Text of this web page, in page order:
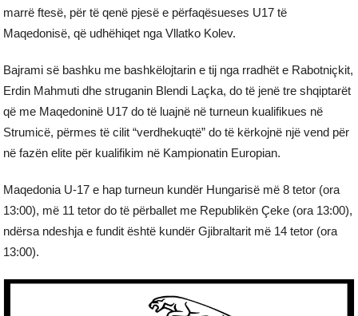
marrë ftesë, për të qenë pjesë e përfaqësueses U17 të
Maqedonisë, që udhëhiqet nga Vllatko Kolev.
Bajrami së bashku me bashkëlojtarin e tij nga rradhët e Rabotniçkit,
Erdin Mahmuti dhe struganin Blendi Laçka, do të jenë tre shqiptarët
që me Maqedoninë U17 do të luajnë në turneun kualifikues në
Strumicë, përmes të cilit “verdhekuqtë” do të kërkojnë një vend për
në fazën elite për kualifikim në Kampionatin Europian.
Maqedonia U-17 e hap turneun kundër Hungarisë më 8 tetor (ora
13:00), më 11 tetor do të përballet me Republikën Çeke (ora 13:00),
ndërsa ndeshja e fundit është kundër Gjibraltarit më 14 tetor (ora
13:00).